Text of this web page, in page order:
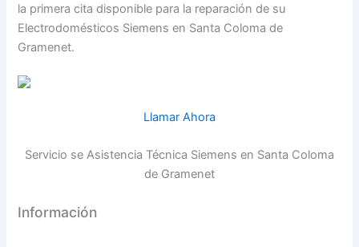
la primera cita disponible para la reparación de su
Electrodomésticos Siemens en Santa Coloma de
Gramenet.
Llamar Ahora
Servicio se Asistencia Técnica Siemens en Santa Coloma
de Gramenet
Información